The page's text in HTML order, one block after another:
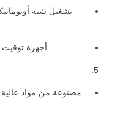
تشغيل شبه
أجهزة توقيت
مصنوعة من مواد